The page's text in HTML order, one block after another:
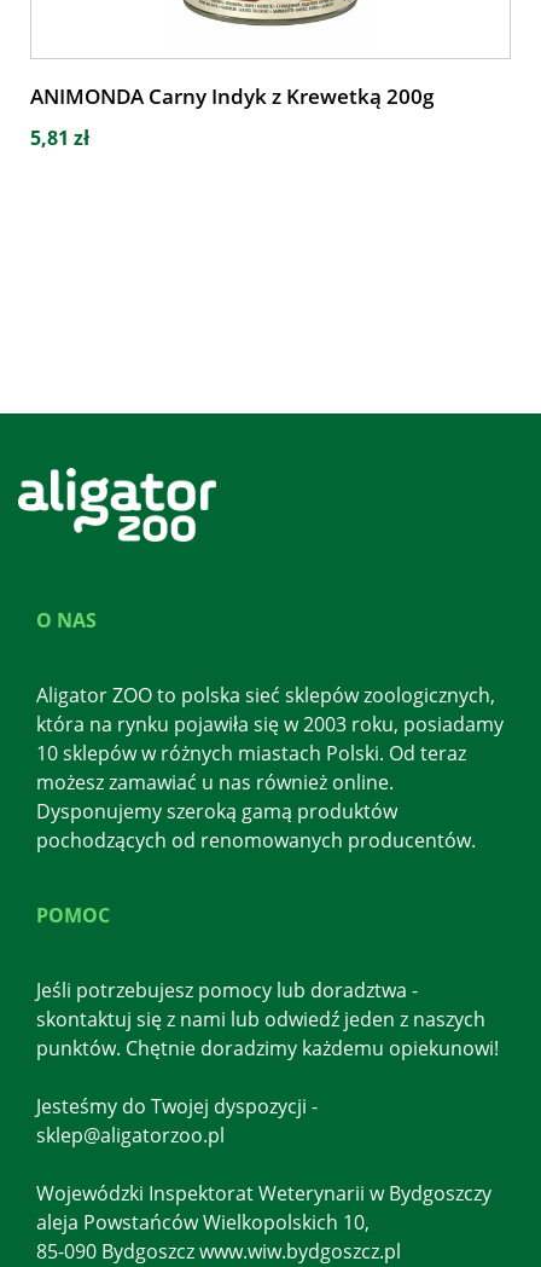
ANIMONDA Carny Indyk z Krewetką 200g
5,81 zł
O NAS
Aligator ZOO to polska sieć sklepów zoologicznych,
która na rynku pojawiła się w 2003 roku, posiadamy
10 sklepów w różnych miastach Polski. Od teraz
możesz zamawiać u nas również online.
Dysponujemy szeroką gamą produktów
pochodzących od renomowanych producentów.
POMOC
Jeśli potrzebujesz pomocy lub doradztwa -
skontaktuj się z nami lub odwiedź jeden z naszych
punktów. Chętnie doradzimy każdemu opiekunowi!
Jesteśmy do Twojej dyspozycji -
sklep@aligatorzoo.pl
Wojewódzki Inspektorat Weterynarii w Bydgoszczy
aleja Powstańców Wielkopolskich 10,
85-090 Bydgoszcz www.wiw.bydgoszcz.pl